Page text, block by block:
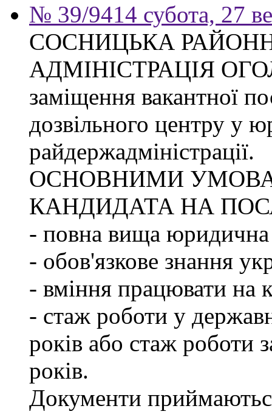
№ 39/9414 субота, 27
СОСНИЦЬКА
АДМІНІСТРАЦІЯ
заміщення вакантної
дозвільного центру у
райдержадміністрації.
ОСНОВНИМИ
КАНДИДАТА НА
- повна вища юридична
- обов'язкове знання
- вміння працювати на
- стаж роботи у
років або стаж роботи
років.
Документи